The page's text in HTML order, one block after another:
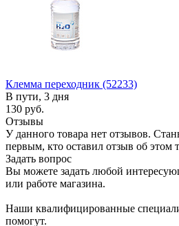
Клемма переходник (52233)
В пути, 3 дня
130 руб.
Отзывы
У данного товара нет отзывов.
первым, кто оставил отзыв об этом
Задать вопрос
Вы можете задать любой
или работе магазина.
Наши квалифицированные
помогут.